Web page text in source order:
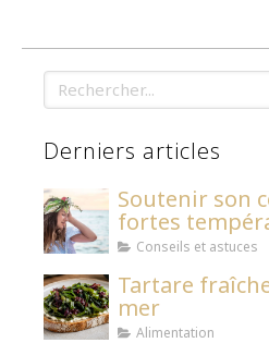
Rechercher
Derniers articles
Soutenir son
fortes
Conseils et astuces
Tartare
mer
Alimentation